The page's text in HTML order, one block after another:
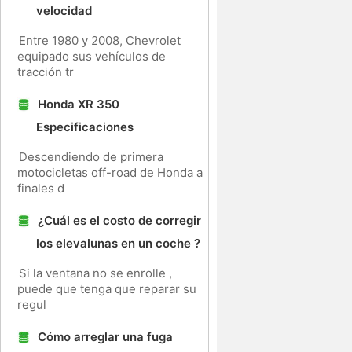
velocidad
Entre 1980 y 2008, Chevrolet
equipado sus vehículos de
tracción tr
Honda XR 350
Especificaciones
Descendiendo de primera
motocicletas off-road de Honda a
finales d
¿Cuál es el costo de corregir
los elevalunas en un coche ?
Si la ventana no se enrolle ,
puede que tenga que reparar su
regul
Cómo arreglar una fuga